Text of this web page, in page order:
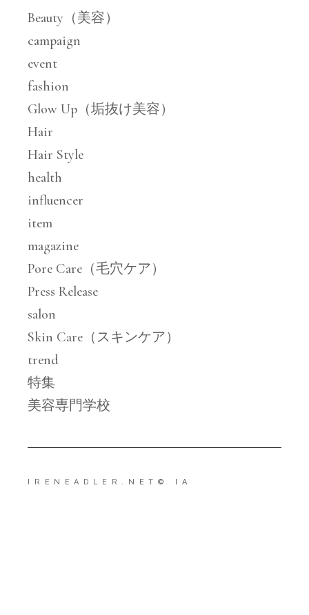
Beauty（美容）
campaign
event
fashion
Glow Up（垢抜け美容）
Hair
Hair Style
health
influencer
item
magazine
Pore Care（毛穴ケア）
Press Release
salon
Skin Care（スキンケア）
trend
特集
美容専門学校
IRENEADLER.NET © IA